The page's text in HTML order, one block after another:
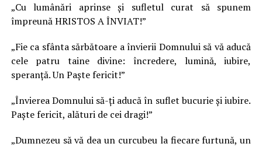
„Cu lumânări aprinse şi sufletul curat să spunem
împreună HRISTOS A ÎNVIAT!”
„Fie ca sfânta sărbătoare a învierii Domnului să vă aducă
cele patru taine divine: încredere, lumină, iubire,
speranţă. Un Paște fericit!”
„Învierea Domnului să-ți aducă în suflet bucurie și iubire.
Paște fericit, alături de cei dragi!”
„Dumnezeu să vă dea un curcubeu la fiecare furtună, un